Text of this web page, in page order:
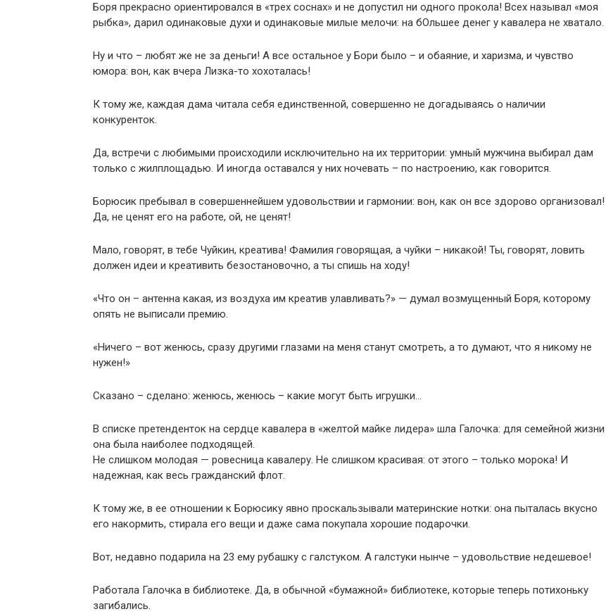
Боря прекрасно ориентировался в «трех соснах» и не допустил ни одного прокола! Всех называл «моя
рыбка», дарил одинаковые духи и одинаковые милые мелочи: на бОльшее денег у кавалера не хватало.
Ну и что – любят же не за деньги! А все остальное у Бори было – и обаяние, и харизма, и чувство
юмора: вон, как вчера Лизка-то хохоталась!
К тому же, каждая дама читала себя единственной, совершенно не догадываясь о наличии
конкуренток.
Да, встречи с любимыми происходили исключительно на их территории: умный мужчина выбирал дам
только с жилплощадью. И иногда оставался у них ночевать – по настроению, как говорится.
Борюсик пребывал в совершеннейшем удовольствии и гармонии: вон, как он все здорово организовал!
Да, не ценят его на работе, ой, не ценят!
Мало, говорят, в тебе Чуйкин, креатива! Фамилия говорящая, а чуйки – никакой! Ты, говорят, ловить
должен идеи и креативить безостановочно, а ты спишь на ходу!
«Что он – антенна какая, из воздуха им креатив улавливать?» — думал возмущенный Боря, которому
опять не выписали премию.
«Ничего – вот женюсь, сразу другими глазами на меня станут смотреть, а то думают, что я никому не
нужен!»
Сказано – сделано: женюсь, женюсь – какие могут быть игрушки…
В списке претенденток на сердце кавалера в «желтой майке лидера» шла Галочка: для семейной жизни
она была наиболее подходящей.
Не слишком молодая — ровесница кавалеру. Не слишком красивая: от этого – только морока! И
надежная, как весь гражданский флот.
К тому же, в ее отношении к Борюсику явно проскальзывали материнские нотки: она пыталась вкусно
его накормить, стирала его вещи и даже сама покупала хорошие подарочки.
Вот, недавно подарила на 23 ему рубашку с галстуком. А галстуки нынче – удовольствие недешевое!
Работала Галочка в библиотеке. Да, в обычной «бумажной» библиотеке, которые теперь потихоньку
загибались.